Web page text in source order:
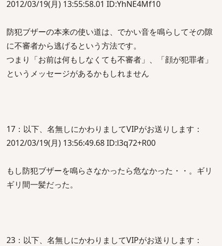
2012/03/19(月) 13:55:58.01 ID:YhNE4Mf10
防犯ブザーの本来の使い道は、でかい音を鳴らしてその隙
に不審者から逃げるという方法です。
つまり「お前は何もしなくても不審者」、「顔が犯罪者」
というメッセージがあるかもしれません
17：以下、名無しにかわりましてVIPがお送りします：
2012/03/19(月) 13:56:49.68 ID:l3q72+R00
もし防犯ブザーを鳴らさなかったら危なかった・・。ギリ
ギリ間一髪だった。
23：以下、名無しにかわりましてVIPがお送りします：